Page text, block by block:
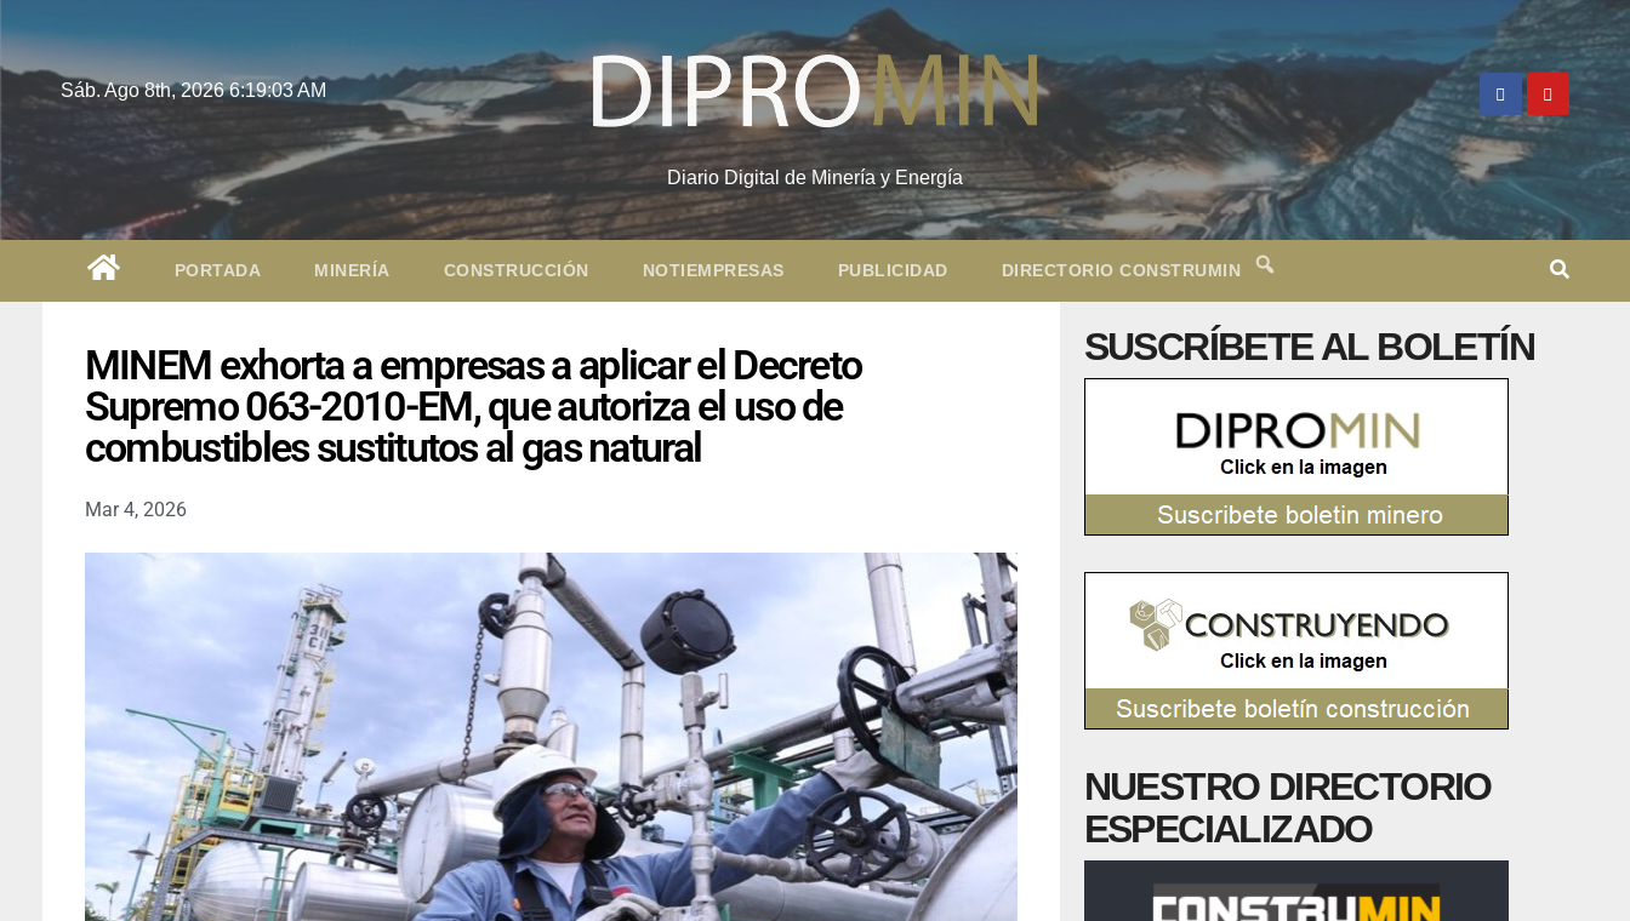
Sáb. Ago 8th, 20266:19:04 AM
Diario Digital de Minería y Energía
PORTADA MINERÍA CONSTRUCCIÓN NOTIEMPRESAS PUBLICIDAD DIRECTORIO CONSTRUMIN
MINEM exhorta a empresas a aplicar el Decreto
Supremo 063-2010-EM, que autoriza el uso de
combustibles sustitutos al gas natural
Mar 4, 2026
SUSCRÍBETE AL BOLETÍN
NUESTRO DIRECTORIO
ESPECIALIZADO